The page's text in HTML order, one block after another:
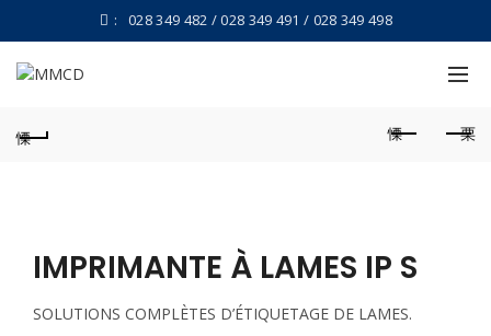
: 028 349 482 / 028 349 491 / 028 349 498
IMPRIMANTE À LAMES IP S
SOLUTIONS COMPLÈTES D’ÉTIQUETAGE DE LAMES.